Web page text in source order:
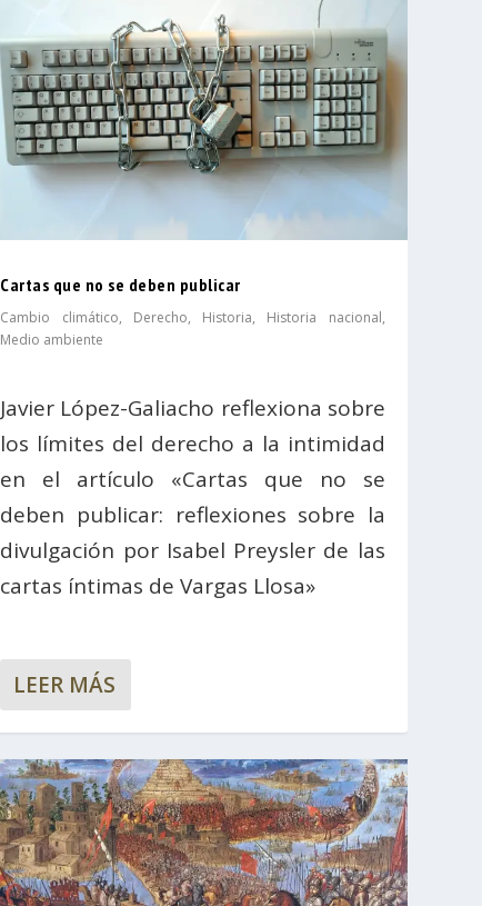
Cartas que no se deben publicar
Cambio climático, Derecho, Historia, Historia nacional,
Medio ambiente
Javier López-Galiacho reflexiona sobre
los límites del derecho a la intimidad
en el artículo «Cartas que no se
deben publicar: reflexiones sobre la
divulgación por Isabel Preysler de las
cartas íntimas de Vargas Llosa»
LEER MÁS